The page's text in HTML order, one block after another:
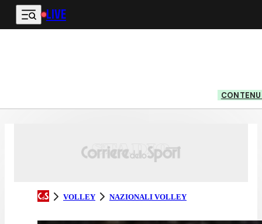
Vai al contenuto principale
LIVE
VOLLEY NAZIONALI VOLLEY